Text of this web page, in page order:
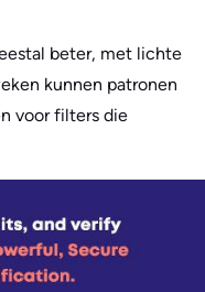
beter, met lichte
kunnen patronen
voor filters die